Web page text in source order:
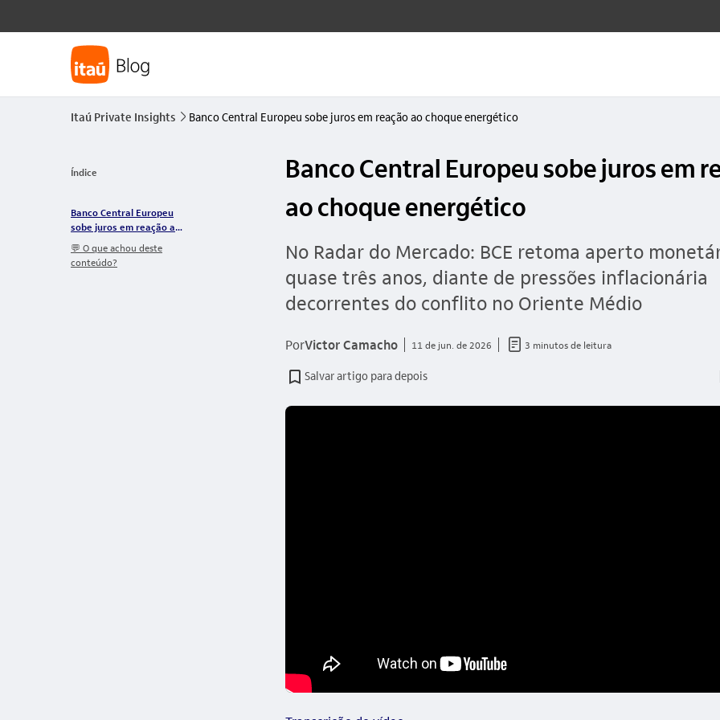
Itaú Private Insights seta_direita Banco Central Europeu sobe juros em reação ao choque energético
Índice
Banco Central Europeu
sobe juros em reação ao
💬 O que achou deste
conteúdo?
Banco Central Europeu sobe juros em
ao choque energético
No Radar do Mercado: BCE retoma aperto
quase três anos, diante de pressões inflacionária
decorrentes do conflito no Oriente Médio
PorVictor Camacho 11 de jun. de 2026 documento_outline 3 minutos de leitura
Salvar artigo para depois